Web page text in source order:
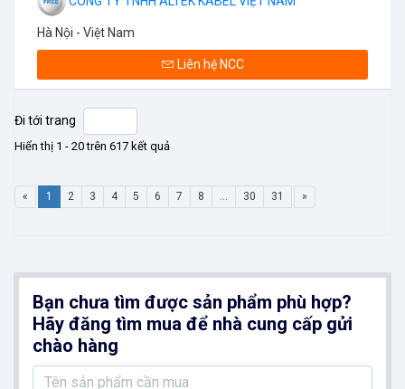
Hà Nội - Việt Nam
Liên hệ NCC
« 1 2 3 4 5 6 7 8 ... 30 31 »
Hiển thị 1 - 20 trên 617 kết quả
Đi tới trang
Bạn chưa tìm được sản phẩm phù hợp?
Hãy đăng tìm mua để nhà cung cấp gửi
chào hàng